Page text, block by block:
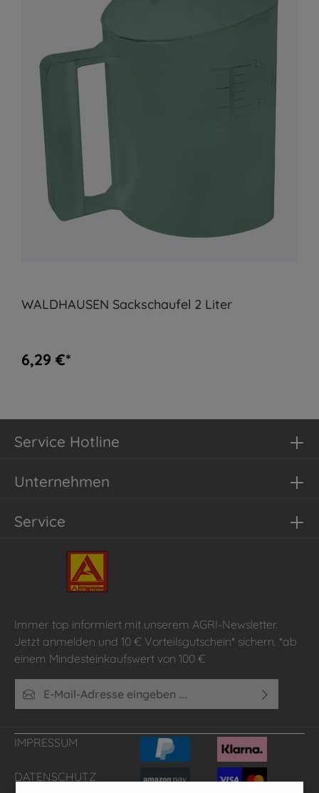
WALDHAUSEN Sackschaufel 2 Liter
6,29 €*
Immer top informiert mit unserem AGRI-Newsletter.
Jetzt anmelden und 10 € Vorteilsgutschein* sichern. *ab
einem Mindesteinkaufswert von 100 €
E-Mail-Adresse*
genommen und dieAGBgelesen und bin mit ihnen
einverstanden.
Service Hotline
Unternehmen
Service
IMPRESSUM
DATENSCHUTZ